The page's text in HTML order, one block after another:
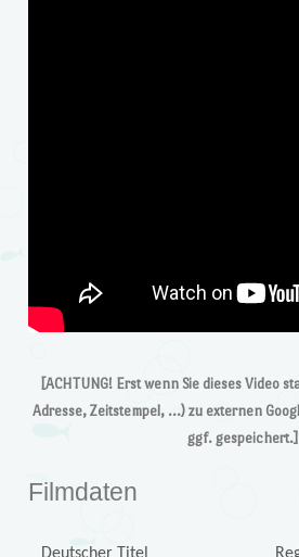
[ACHTUNG! Erst wenn Sie dieses Video
Adresse, Zeitstempel, …) zu externen
ggf. gespeichert.]
Filmdaten